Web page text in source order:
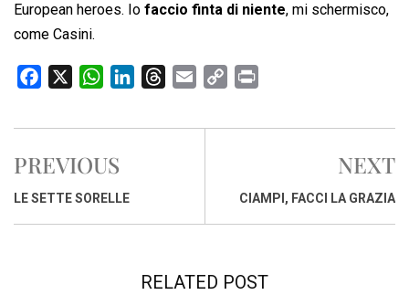
European heroes. Io faccio finta di niente, mi schermisco,
come Casini.
c
b
o
W
a
s
A
n
r
a
p
i
PREVIOUS
LE SETTE SORELLE
NEXT
CIAMPI, FACCI LA GRAZIA
RELATED POST